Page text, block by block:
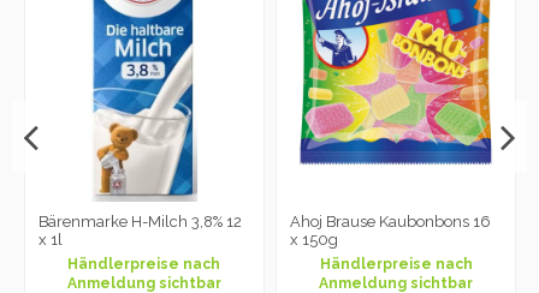
Bärenmarke H-Milch 3,8% 12
x 1l
Händlerpreise nach
Anmeldung sichtbar
Ahoj Brause Kaubonbons 16
x 150g
Händlerpreise nach
Anmeldung sichtbar